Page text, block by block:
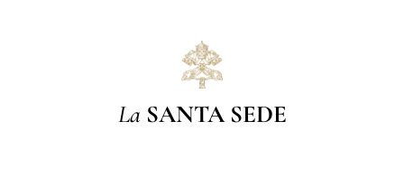
La SANTA SEDE